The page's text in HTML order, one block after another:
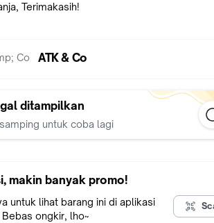
Terimakasih!
ATK & Co
ditampilkan
untuk coba lagi
makin banyak promo!
untuk lihat barang ini di aplikasi
ongkir, lho~